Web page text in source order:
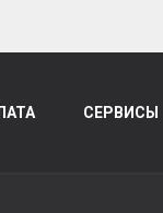
СЕРВИСЫ